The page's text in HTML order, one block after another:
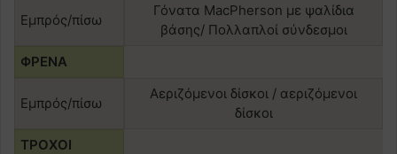
Εμπρός/πίσω
Γόνατα ΜacPherson με ψαλίδια
βάσης/ Πολλαπλοί σύνδεσμοι
ΦΡΕΝΑ
Εμπρός/πίσω
Αεριζόμενοι δίσκοι / αεριζόμενοι
δίσκοι
ΤΡΟΧΟΙ